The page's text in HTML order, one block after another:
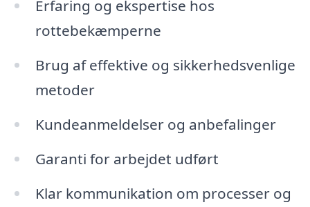
Erfaring og ekspertise hos
rottebekæmperne
Brug af effektive og sikkerhedsvenlige
metoder
Kundeanmeldelser og anbefalinger
Garanti for arbejdet udført
Klar kommunikation om processer og